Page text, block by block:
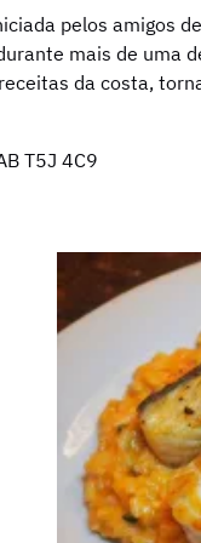
pelos amigos
mais de uma
da costa,
T5J 4C9